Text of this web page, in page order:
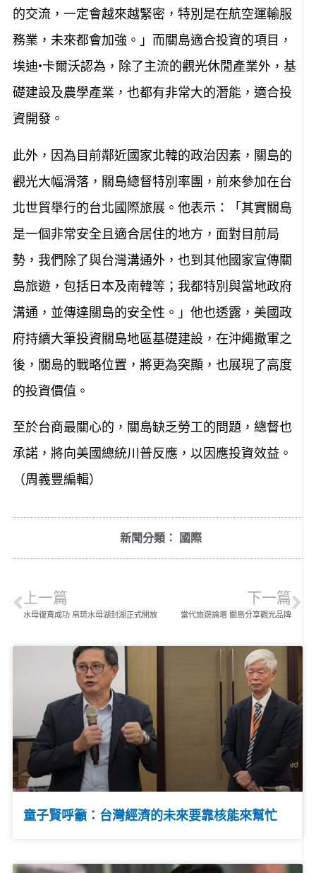
的交流，一定會越來越緊密，特別是在航空運輸服
務業，未來都會加強。」而關島適合投資的項目，
埃迪•卡爾沃認為，除了主流的觀光休閒產業外，基
礎建設及農學產業，也都有非常大的潛能，適合投
資開發。
此外，因為目前鄰近國家北韓的政治因素，關島的
觀光大幅滑落，關島總督特別率團，前來參加在台
北世貿舉行的台北國際旅展。他表示：「其實關島
是一個非常安全且適合居住的地方，面對目前局
勢，我們除了與台灣溝通外，也到其他國家宣傳關
島旅遊，包括日本及南韓等；我都特別與當地政府
溝通，並傳達關島的安全性。」他也透露，美國政
府持續大筆投資關島地區基礎建設，在沖繩撤軍之
後，關島的戰略位置，將更為突顯，也展現了高度
的投資價值。
至於台商最關心的，關島缺乏勞工的問題，總督也
承諾，將向美國總統川普反應，以因應投資效益。
（周義豐編輯）
新聞分類： 國際
上一篇
水母復育成功 帛琉水母湖封湖正式開放
下一篇
當代旅遊論壇 關島分享觀光品牌
童子賢呼籲：台灣經濟的未來要靠核能來幫忙